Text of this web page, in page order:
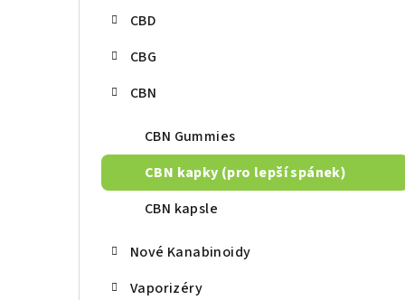
CBD
CBG
CBN
CBN Gummies
CBN kapky (pro lepší spánek)
CBN kapsle
Nové Kanabinoidy
Vaporizéry